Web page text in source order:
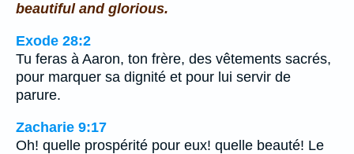
beautiful and glorious.
Exode 28:2
Tu feras à Aaron, ton frère, des vêtements sacrés,
pour marquer sa dignité et pour lui servir de
parure.
Zacharie 9:17
Oh! quelle prospérité pour eux! quelle beauté! Le